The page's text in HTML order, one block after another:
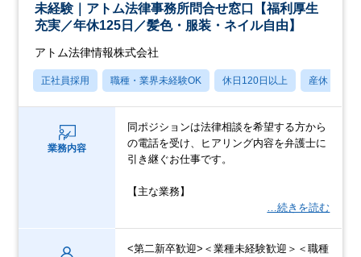
未経験｜アトム法律事務所問合せ窓口【福利厚生
充実／年休125日／髪色・服装・ネイル自由】
アトム法律情報株式会社
正社員採用 職種・業界未経験OK 休日120日以上 産休・育休
業務内容
同ポジションは法律相談を希望する方から
の電話を受け、ヒアリング内容を弁護士に
引き継ぐお仕事です。
【主な業務】
…続きを読む
<第二新卒歓迎>＜業種未経験歓迎＞＜職種